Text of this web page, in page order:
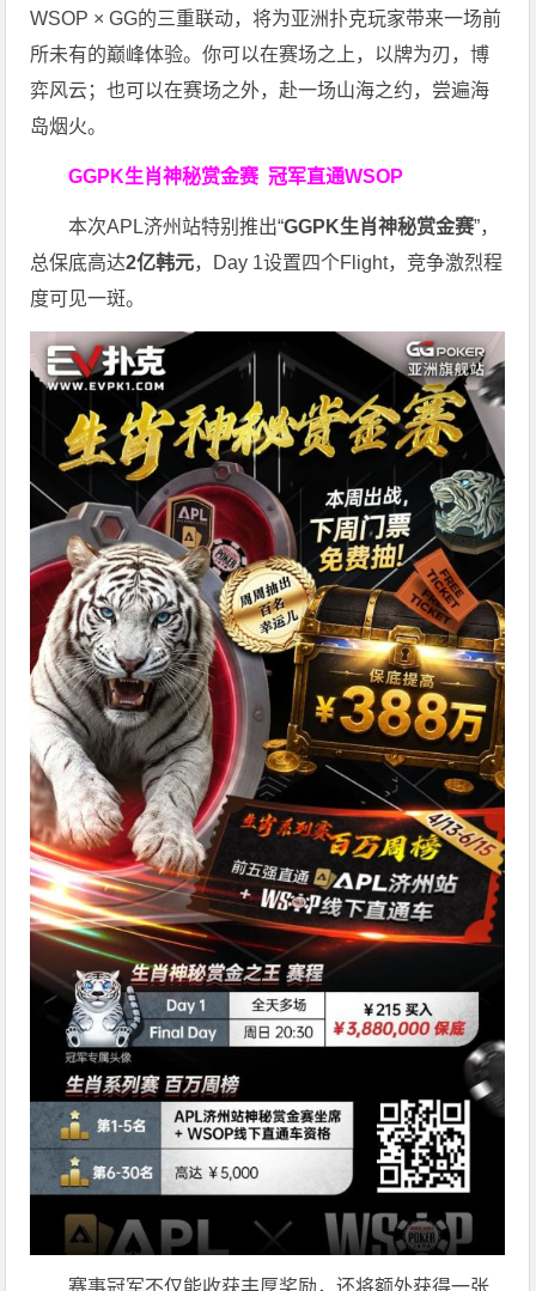
WSOP × GG的三重联动，将为亚洲扑克玩家带来一场前
所未有的巅峰体验。你可以在赛场之上，以牌为刃，博
弈风云；也可以在赛场之外，赴一场山海之约，尝遍海
岛烟火。
GGPK生肖神秘赏金赛冠军直通WSOP
本次APL济州站特别推出“GGPK生肖神秘赏金赛”，
总保底高达2亿韩元，Day 1设置四个Flight，竞争激烈程
度可见一斑。